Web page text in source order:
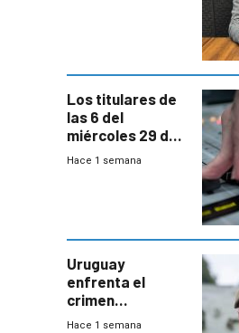
Los titulares de
las 6 del
miércoles 29 de
julio de 2026
Hace 1 semana
Uruguay
enfrenta el
crimen
organizado con
Hace 1 semana